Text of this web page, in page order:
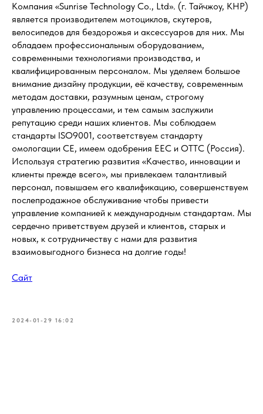
Компания «Sunrise Technology Co., Ltd». (г. Тайчжоу, КНР)
является производителем мотоциклов, скутеров,
велосипедов для бездорожья и аксессуаров для них. Мы
обладаем профессиональным оборудованием,
современными технологиями производства, и
квалифицированным персоналом. Мы уделяем большое
внимание дизайну продукции, её качеству, современным
методам доставки, разумным ценам, строгому
управлению процессами, и тем самым заслужили
репутацию среди наших клиентов. Мы соблюдаем
стандарты ISO9001, соответствуем стандарту
омологации CE, имеем одобрения EEC и OTTC (Россия).
Используя стратегию развития «Качество, инновации и
клиенты прежде всего», мы привлекаем талантливый
персонал, повышаем его квалификацию, совершенствуем
послепродажное обслуживание чтобы привести
управление компанией к международным стандартам. Мы
сердечно приветствуем друзей и клиентов, старых и
новых, к сотрудничеству с нами для развития
взаимовыгодного бизнеса на долгие годы!
Сайт
2024-01-29 16:02